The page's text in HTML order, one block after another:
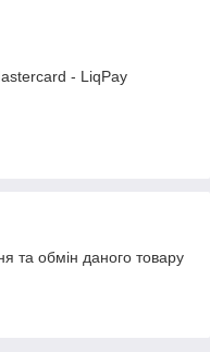
- LiqPay
та обмін даного товару